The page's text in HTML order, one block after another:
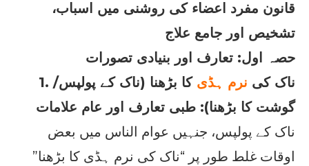
تشخیص اور جامع علاج
حصہ اول: تعارف اور بنیادی تصورات
1. ناک کی نرم ہڈی کا بڑھنا (ناک کے پولپس/
گوشت کا بڑھنا): طبی تعارف اور عام علامات
ناک کے پولپس، جنہیں عوام الناس میں بعض
اوقات غلط طور پر “ناک کی نرم ہڈی کا بڑھنا”